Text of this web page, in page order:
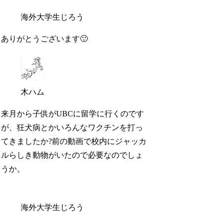
海外大学生じろう
ありがとうございます🙂
木ハム
来月から子供がUBCに留学に行くのです
が、狂犬病とかいろんなワクチンを打っ
てきましたか?前の動画で校内にジャッカ
ルらしき動物がいたので必要なのでしょ
うか。
海外大学生じろう